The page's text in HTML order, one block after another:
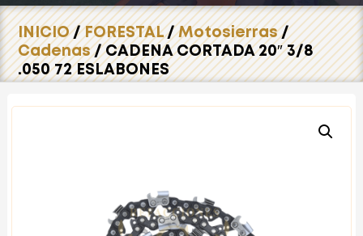
INICIO/FORESTAL/Motosierras/
Cadenas/ CADENA CORTADA 20″ 3/8
.050 72 ESLABONES